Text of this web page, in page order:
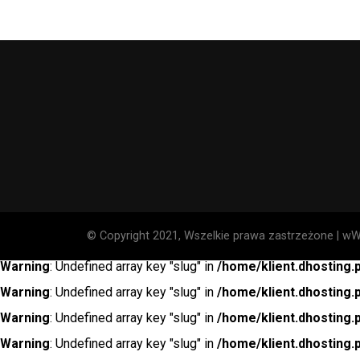
© Copyright 2021, Wszelkie prawa zastrzeżone |
Warning: Undefined array key "slug" in /home/
Warning: Undefined array key "slug" in /home/
Warning: Undefined array key "slug" in /home/
Warning: Undefined array key "slug" in /home/